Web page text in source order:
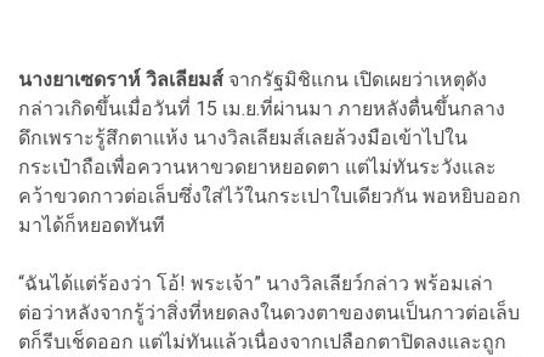
นางยาเซดราห์ วิลเลียมส์ จากรัฐมิชิแกน เปิดเผยว่าเหตุดัง
กล่าวเกิดขึ้นเมื่อวันที่ 15 เม.ย.ที่ผ่านมา ภายหลังตื่นขึ้นกลาง
ดึกเพราะรู้สึกตาแห้ง นางวิลเลียมส์เลยล้วงมือเข้าไปใน
กระเป๋าถือเพื่อควานหาขวดยาหยอดตา แต่ไม่ทันระวังและ
คว้าขวดกาวต่อเล็บซึ่งใส่ไว้ในกระเปาใบเดียวกัน พอหยิบออก
มาได้ก็หยอดทันที
“ฉันได้แต่ร้องว่า โอ้! พระเจ้า” นางวิลเลียว์กล่าว พร้อมเล่า
ต่อว่าหลังจากรู้ว่าสิ่งที่หยดลงในดวงตาของตนเป็นกาวต่อเล็บ
ตก็รีบเช็ดออก แต่ไม่ทันแล้วเนื่องจากเปลือกตาปิดลงและถูก